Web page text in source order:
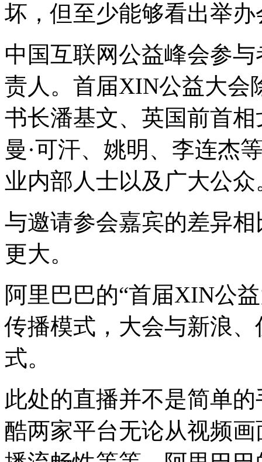
坏，但至少能够看出举
中国互联网公益峰会参
责人。首届XIN公益大会
书长潘基文、英国前首
曼·可汗、姚明、李连杰
业内部人士以及广大公众
与邀请参会嘉宾的差异
更大。
阿里巴巴的“首届XIN公
传播模式，大会与新浪
式。
此处的直播并不是简单
酷两家平台无论从视频